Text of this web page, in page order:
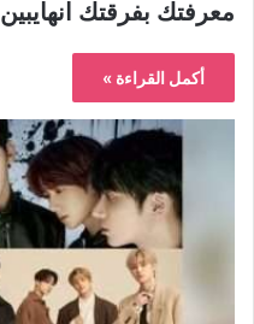
معرفتك بفرقتك انهايبين
أكمل القراءة »